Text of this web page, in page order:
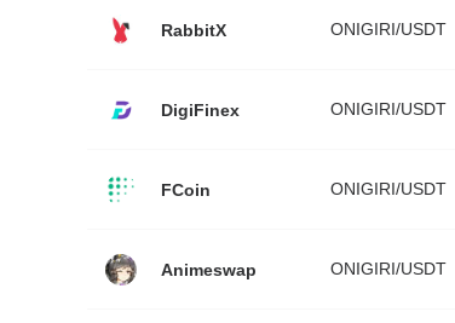
RabbitX ONIGIRI/USDT
DigiFinex ONIGIRI/USDT
FCoin ONIGIRI/USDT
Animeswap ONIGIRI/USDT